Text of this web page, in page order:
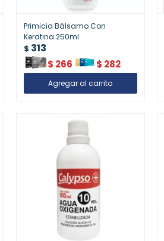
Primicia Bálsamo Con
Keratina 250ml
$ 313
$ 266 $ 282